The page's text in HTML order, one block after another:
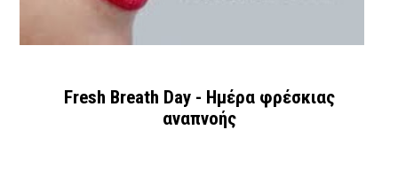
Fresh Breath Day - Ημέρα φρέσκιας
αναπνοής